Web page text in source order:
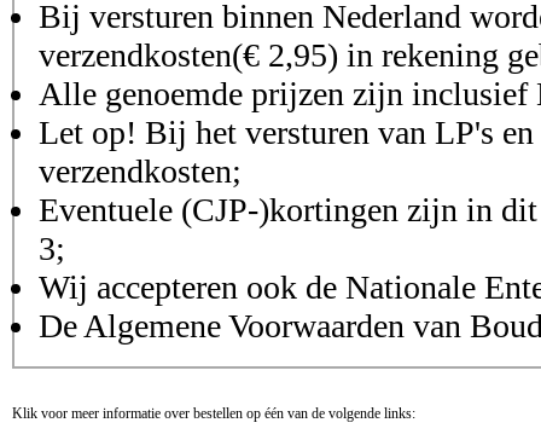
Bij versturen binnen Nederland
verzendkosten(€ 2,95) in rekening
Alle genoemde prijzen zijn inclusief
Let op! Bij het versturen van LP's
verzendkosten;
Eventuele (CJP-)kortingen zijn in
3;
Wij accepteren ook de Nationale
De Algemene Voorwaarden van
Klik voor meer informatie over bestellen op één van de volgende links: